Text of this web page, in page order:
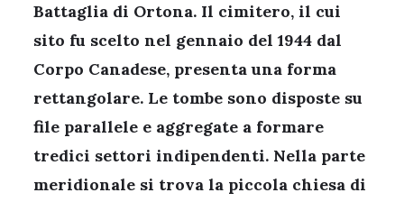
Battaglia di Ortona. Il cimitero, il cui
sito fu scelto nel gennaio del 1944 dal
Corpo Canadese, presenta una forma
rettangolare. Le tombe sono disposte su
file parallele e aggregate a formare
tredici settori indipendenti. Nella parte
meridionale si trova la piccola chiesa di